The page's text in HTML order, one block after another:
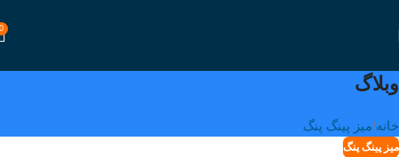
وبلاگ
خانه میز پینگ پنگ
میز پینگ پنگ